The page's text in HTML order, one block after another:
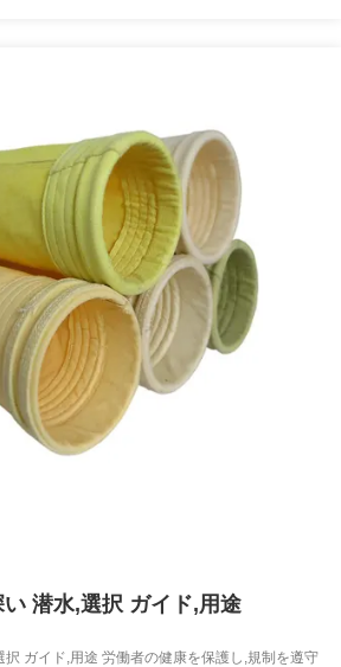
潜水,選択 ガイド,用途
択 ガイド,用途 労働者の健康を保護し,規制を遵守